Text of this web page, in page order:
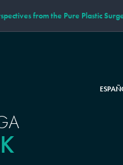
from the Pure Plastic